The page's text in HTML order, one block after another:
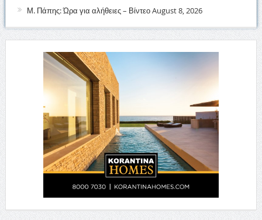
Μ. Πάπης: Ώρα για αλήθειες – ΒίντεοAugust 8, 2026